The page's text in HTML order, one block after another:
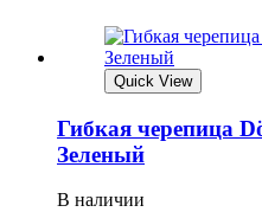
Quick View
Гибкая черепица
Зеленый
В наличии